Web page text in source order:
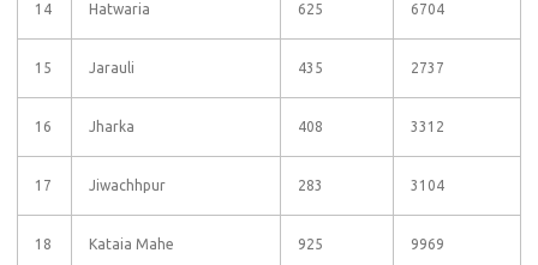
14 Hatwaria 625 6704
15 Jarauli 435 2737
16 Jharka 408 3312
17 Jiwachhpur 283 3104
18 Kataia Mahe 925 9969